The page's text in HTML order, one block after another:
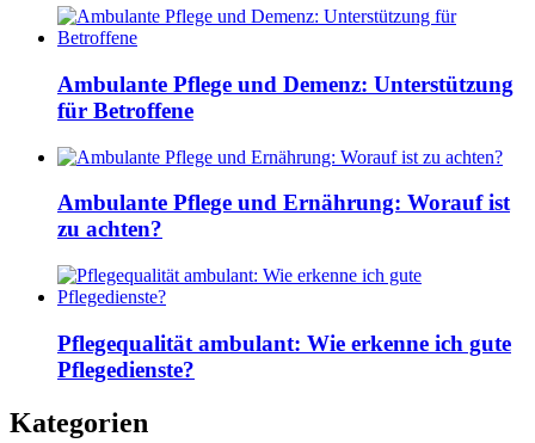
Ambulante Pflege und Demenz: Unterstützung
für Betroffene
Ambulante Pflege und Ernährung: Worauf ist
zu achten?
Pflegequalität ambulant: Wie erkenne ich gute
Pflegedienste?
Kategorien